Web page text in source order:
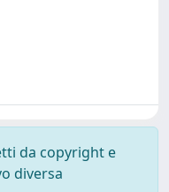
da copyright e
diversa